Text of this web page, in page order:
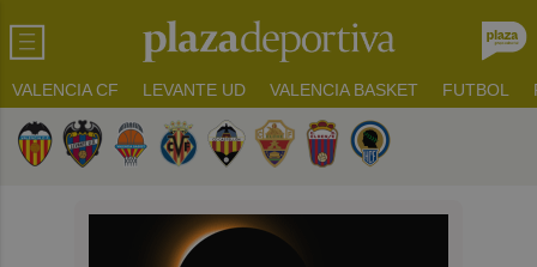
VALENCIA CF LEVANTE UD VALENCIA BASKET FUTBOL